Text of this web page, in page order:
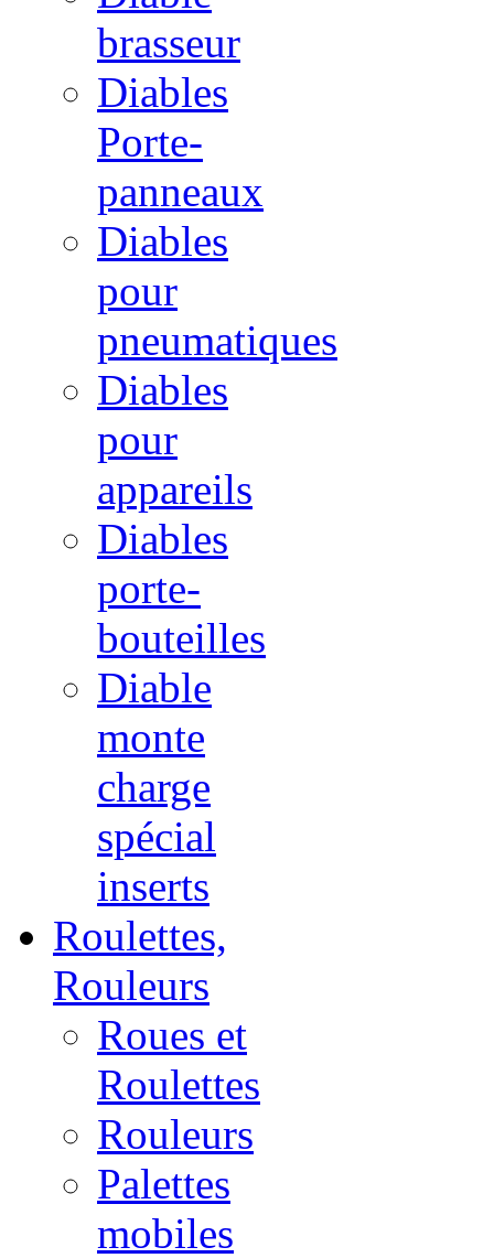
brasseur
Diables
Porte-
panneaux
Diables
pour
pneumatiques
Diables
pour
appareils
Diables
porte-
bouteilles
Diable
monte
charge
spécial
inserts
Roulettes,
Rouleurs
Roues et
Roulettes
Rouleurs
Palettes
mobiles